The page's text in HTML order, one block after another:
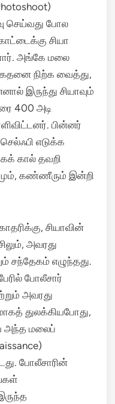
செய்வது போல
சியா
அங்கே மலை
நிற்க வைத்து,
இருந்து சியாவும்
400 அடி
பின்னர்
எடுக்க
கால் தவறி
கண்ணீரும் இன்றி
சியாவின்
அவரது
சந்தேகம் எழுந்தது.
போலீசார்
அவரது
துலக்கியபோது,
அந்த மலைப்
போலீசாரின்